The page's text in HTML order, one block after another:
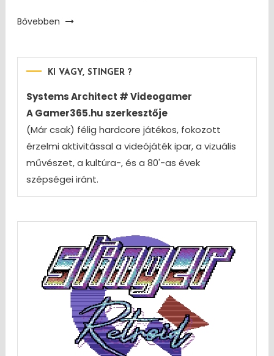
Bővebben
KI VAGY, STINGER ?
Systems Architect # Videogamer
A Gamer365.hu szerkesztője
(Már csak) félig hardcore játékos, fokozott
érzelmi aktivitással a videójáték ipar, a vizuális
művészet, a kultúra-, és a 80'-as évek
szépségei iránt.